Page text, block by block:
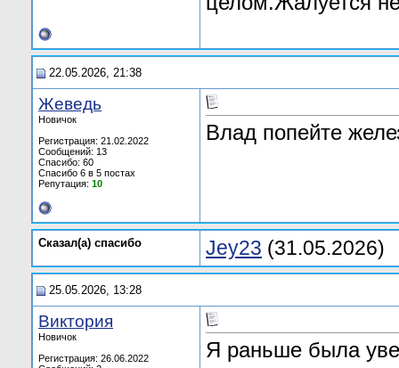
22.05.2026, 21:38
Жеведь
Новичок
Регистрация: 21.02.2022
Сообщений: 13
Спасибо: 60
Спасибо 6 в 5 постах
Репутация: 10
Влад попейте
Сказал(а) cпасибо Jey23 (31.05.2026)
25.05.2026, 13:28
Bиктория
Новичок
Регистрация: 26.06.2022
Я раньше была